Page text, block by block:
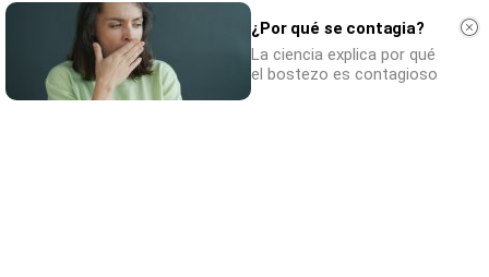
¿Por qué se contagia?
La ciencia explica por qué
el bostezo es contagioso